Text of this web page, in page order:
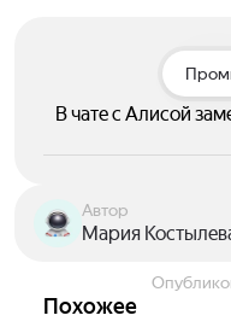
В чате с Алисой
Автор
Мария
Похожее